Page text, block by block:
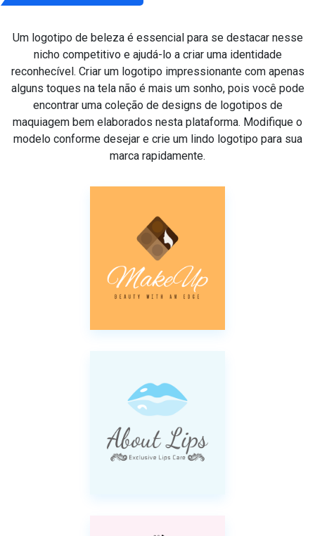
Um logotipo de beleza é essencial para se destacar nesse
nicho competitivo e ajudá-lo a criar uma identidade
reconhecível. Criar um logotipo impressionante com apenas
alguns toques na tela não é mais um sonho, pois você pode
encontrar uma coleção de designs de logotipos de
maquiagem bem elaborados nesta plataforma. Modifique o
modelo conforme desejar e crie um lindo logotipo para sua
marca rapidamente.